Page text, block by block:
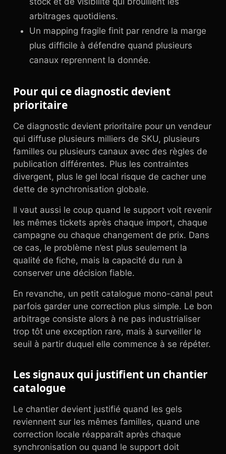
arbitrages quotidiens.
Un mapping fragile finit par rendre la marge
plus difficile à défendre quand plusieurs
canaux reprennent la donnée.
Pour qui ce diagnostic devient
prioritaire
Ce diagnostic devient prioritaire pour un vendeur
qui diffuse plusieurs milliers de SKU, plusieurs
familles ou plusieurs canaux avec des règles de
publication différentes. Plus les contraintes
divergent, plus le gel local risque de cacher une
dette de synchronisation globale.
Il vaut aussi le coup quand le support voit revenir
les mêmes tickets après chaque import, chaque
campagne ou chaque changement de prix. Dans
ce cas, le problème n’est plus seulement la
qualité de fiche, mais la capacité du run à
conserver une décision fiable.
En revanche, un petit catalogue mono-canal peut
parfois garder une correction plus simple. Le bon
arbitrage consiste alors à ne pas industrialiser
trop tôt une exception rare, mais à surveiller le
seuil à partir duquel elle commence à se répéter.
Les signaux qui justifient un chantier
catalogue
Le chantier devient justifié quand les gels
reviennent sur les mêmes familles, quand une
correction locale réapparaît après chaque
synchronisation ou quand le support doit